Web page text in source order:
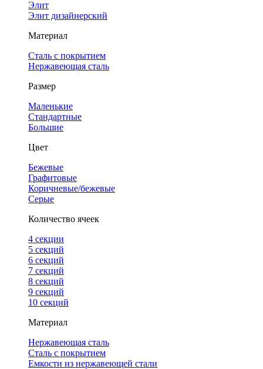
Элит
Элит дизайнерский
Материал
Сталь с покрытием
Нержавеющая сталь
Размер
Маленькие
Стандартные
Большие
Цвет
Бежевые
Графитовые
Коричневые/бежевые
Серые
Количество ячеек
4 cекции
5 секций
6 секций
7 секций
8 секций
9 секций
10 секций
Материал
Нержавеющая сталь
Сталь с покрытием
Емкости из нержавеющей стали